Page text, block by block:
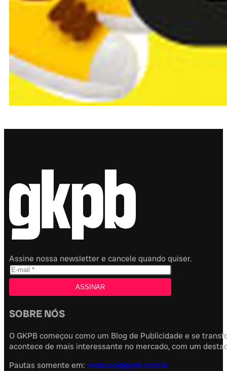
Assine nossa newsletter e cancele quando quiser.
SOBRE NÓS
O GKPB começou como um Blog de Publicidade e se
acontece de mais interessante no mercado, com um
Pautas somente em: redacao@gkpb.com.br